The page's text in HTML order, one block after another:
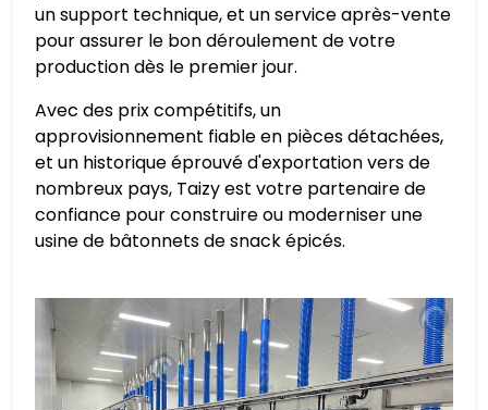
un support technique, et un service après-vente
pour assurer le bon déroulement de votre
production dès le premier jour.
Avec des prix compétitifs, un
approvisionnement fiable en pièces détachées,
et un historique éprouvé d'exportation vers de
nombreux pays, Taizy est votre partenaire de
confiance pour construire ou moderniser une
usine de bâtonnets de snack épicés.